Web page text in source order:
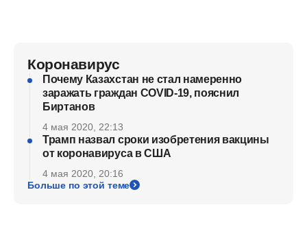
Коронавирус
Почему Казахстан не стал намеренно
заражать граждан COVID-19, пояснил
Биртанов
4 мая 2020, 22:13
Трамп назвал сроки изобретения вакцины
от коронавируса в США
4 мая 2020, 20:16
Больше по этой теме